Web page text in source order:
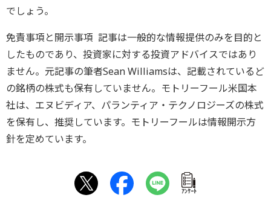
でしょう。
免責事項と開示事項 記事は一般的な情報提供のみを目的と
したものであり、投資家に対する投資アドバイスではあり
ません。元記事の筆者Sean Williamsは、記載されているど
の銘柄の株式も保有していません。モトリーフール米国本
社は、エヌビディア、パランティア・テクノロジーズの株式
を保有し、推奨しています。モトリーフールは情報開示方
針を定めています。
ｱﾝｹｰﾄ